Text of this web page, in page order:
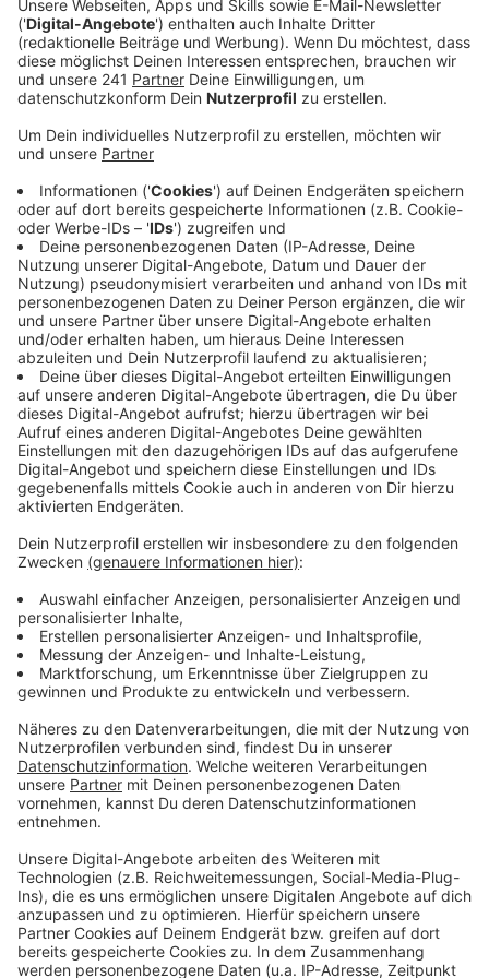
Wiembachtal stehen deswegen jetzt sogenannte
UV-Index-Anzeigen.
Veröffentlicht:Freitag, 08.08.2025 06:53
Anzeige
Schutz vor Hautschäden
Anzeige
Die zeigen jeden Tag aktuell an, wie hoch die Gefahr
durch UV-Strahlen sind. Auf den Tafeln stehen auch
Empfehlungen, wie man sich bei extremer Sonne
schützen kann. Mit der Aktion will der Sportpark die
Besucherinnen und Besucher der Freibäder vor
Hautschäden schützen.
Anzeige
Anzeige
Leverkusener wegen Besitz von Kinderpornografie
verurteilt
Tapsoba-Trick: Bayer Leverkusen testet gegen SV
Schlebusch
Leverkusen: Wann kommt der LKW-Rastplatz an der
A1?
Anzeige